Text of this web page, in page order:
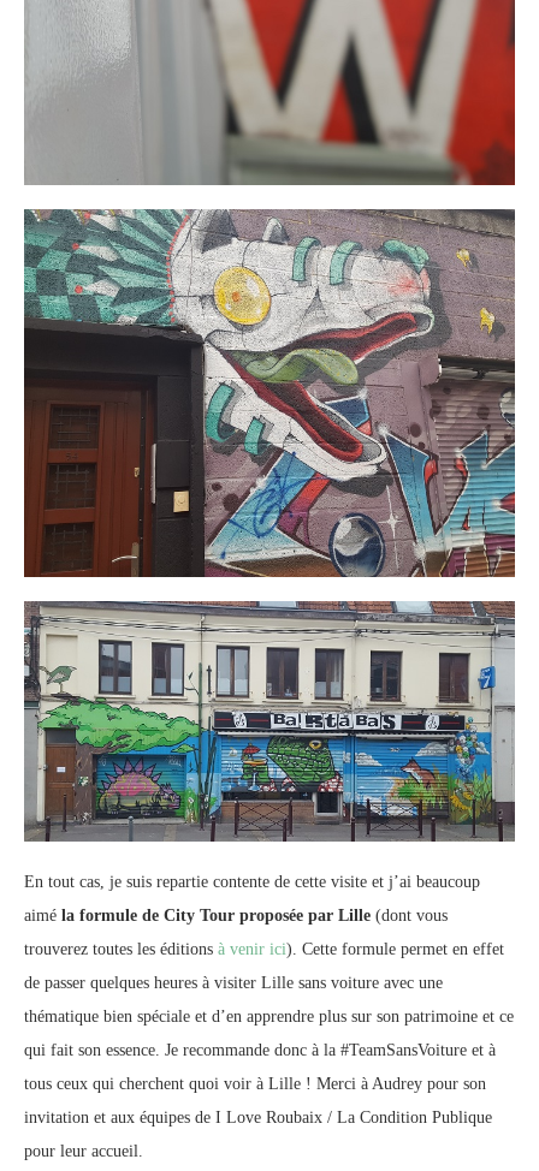
En tout cas, je suis repartie contente de cette visite et j’ai beaucoup
aimé la formule de City Tour proposée par Lille (dont vous
trouverez toutes les éditions à venir ici). Cette formule permet en effet
de passer quelques heures à visiter Lille sans voiture avec une
thématique bien spéciale et d’en apprendre plus sur son patrimoine et ce
qui fait son essence. Je recommande donc à la #TeamSansVoiture et à
tous ceux qui cherchent quoi voir à Lille ! Merci à Audrey pour son
invitation et aux équipes de I Love Roubaix / La Condition Publique
pour leur accueil.